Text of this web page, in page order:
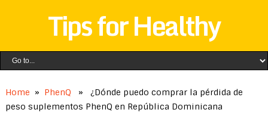
Tips for Healthy
Home » PhenQ » ¿Dónde puedo comprar la pérdida de
peso suplementos PhenQ en República Dominicana